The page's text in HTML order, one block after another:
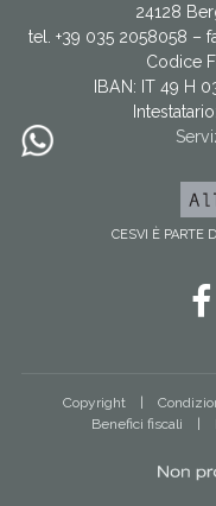
24128
tel. +39 035 2058058 –
Codice
IBAN: IT 49 H
Intestatario:
CESVI È PARTE
Copyright
Benefici fiscali